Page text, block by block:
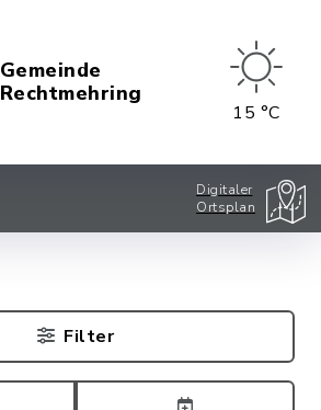
Gemeinde
Rechtmehring
15 °C
Digitaler
Ortsplan
Filter